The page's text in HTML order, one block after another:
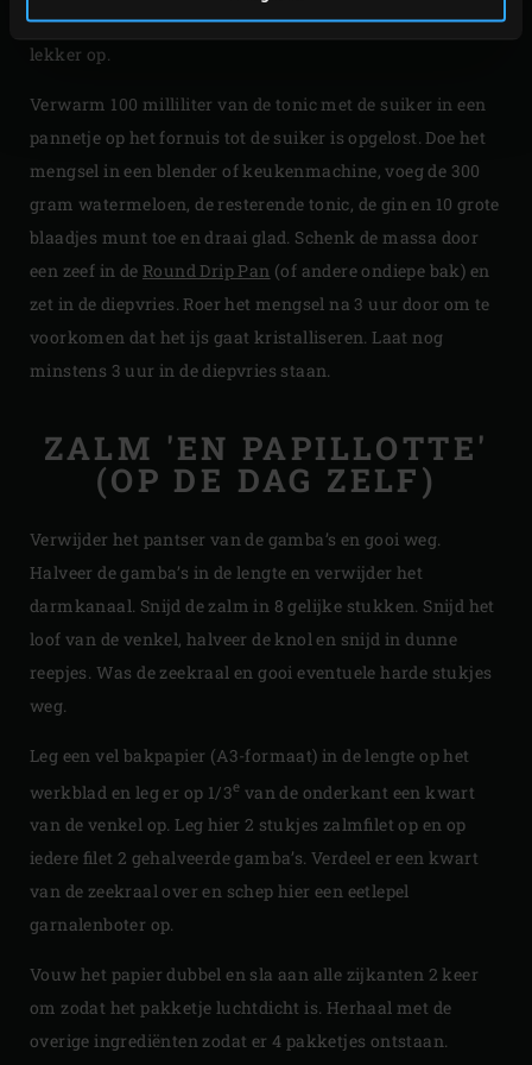
stukken. Weeg 300 gram af voor de granité en eet de rest
lekker op.
Verwarm 100 milliliter van de tonic met de suiker in een
pannetje op het fornuis tot de suiker is opgelost. Doe het
mengsel in een blender of keukenmachine, voeg de 300
gram watermeloen, de resterende tonic, de gin en 10 grote
blaadjes munt toe en draai glad. Schenk de massa door
een zeef in deRound Drip Pan (of andere ondiepe bak) en
zet in de diepvries. Roer het mengsel na 3 uur door om te
voorkomen dat het ijs gaat kristalliseren. Laat nog
minstens 3 uur in de diepvries staan.
ZALM 'EN PAPILLOTTE'
(OP DE DAG ZELF)
Verwijder het pantser van de gamba’s en gooi weg.
Halveer de gamba’s in de lengte en verwijder het
darmkanaal. Snijd de zalm in 8 gelijke stukken. Snijd het
loof van de venkel, halveer de knol en snijd in dunne
reepjes. Was de zeekraal en gooi eventuele harde stukjes
weg.
Leg een vel bakpapier (A3-formaat) in de lengte op het
werkblad en leg er op 1/3e van de onderkant een kwart
van de venkel op. Leg hier 2 stukjes zalmfilet op en op
iedere filet 2 gehalveerde gamba’s. Verdeel er een kwart
van de zeekraal over en schep hier een eetlepel
garnalenboter op.
Vouw het papier dubbel en sla aan alle zijkanten 2 keer
om zodat het pakketje luchtdicht is. Herhaal met de
overige ingrediënten zodat er 4 pakketjes ontstaan.